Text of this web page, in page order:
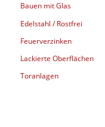
Bauen mit Glas
Edelstahl / Rostfrei
Feuerverzinken
Lackierte Oberflächen
Toranlagen